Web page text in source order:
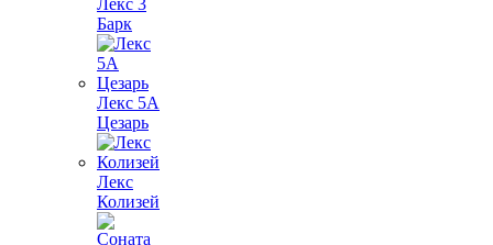
Лекс 3
Барк
Лекс 5А
Цезарь
Лекс
Колизей